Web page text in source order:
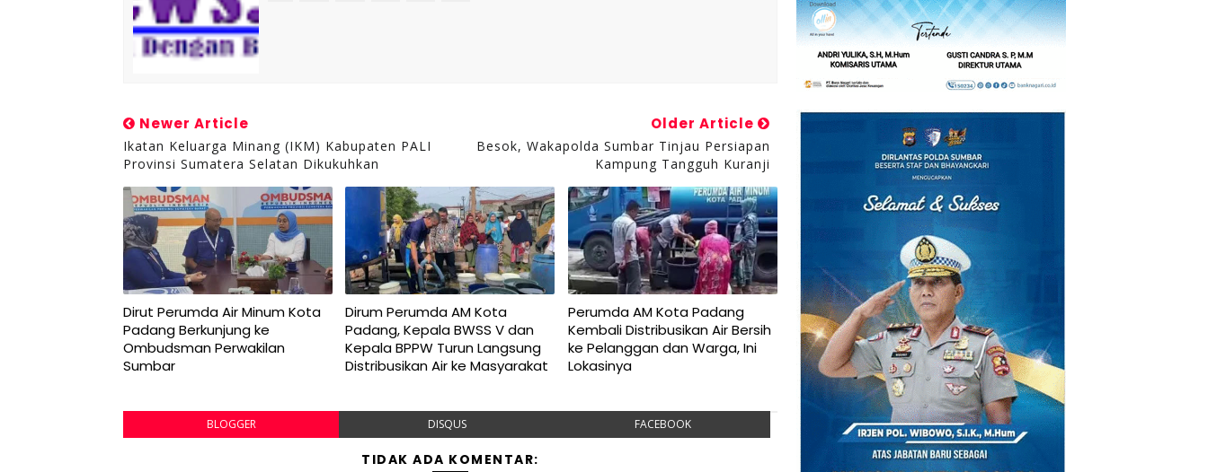
Newer Article
Ikatan Keluarga Minang (IKM) Kabupaten PALI
Provinsi Sumatera Selatan Dikukuhkan
Older Article
Besok, Wakapolda Sumbar Tinjau Persiapan
Kampung Tangguh Kuranji
Dirut Perumda Air Minum Kota
Padang Berkunjung ke
Ombudsman Perwakilan
Sumbar
Dirum Perumda AM Kota
Padang, Kepala BWSS V dan
Kepala BPPW Turun Langsung
Distribusikan Air ke Masyarakat
Perumda AM Kota Padang
Kembali Distribusikan Air Bersih
ke Pelanggan dan Warga, Ini
Lokasinya
BLOGGER DISQUS FACEBOOK
TIDAK ADA KOMENTAR: